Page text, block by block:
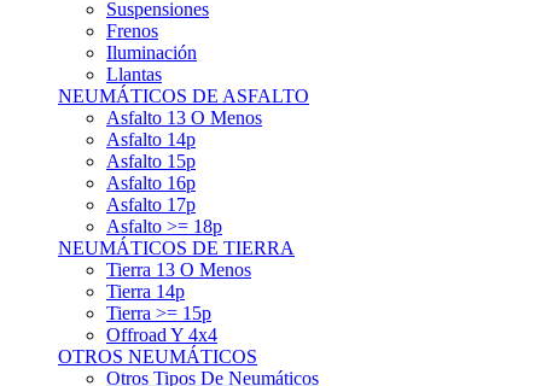
Iluminación
Llantas
NEUMÁTICOS DE ASFALTO
Asfalto 13 O Menos
Asfalto 14p
Asfalto 15p
Asfalto 16p
Asfalto 17p
Asfalto >= 18p
NEUMÁTICOS DE TIERRA
Tierra 13 O Menos
Tierra 14p
Tierra >= 15p
Offroad Y 4x4
OTROS NEUMÁTICOS
Otros Tipos De Neumáticos
HABITACULO